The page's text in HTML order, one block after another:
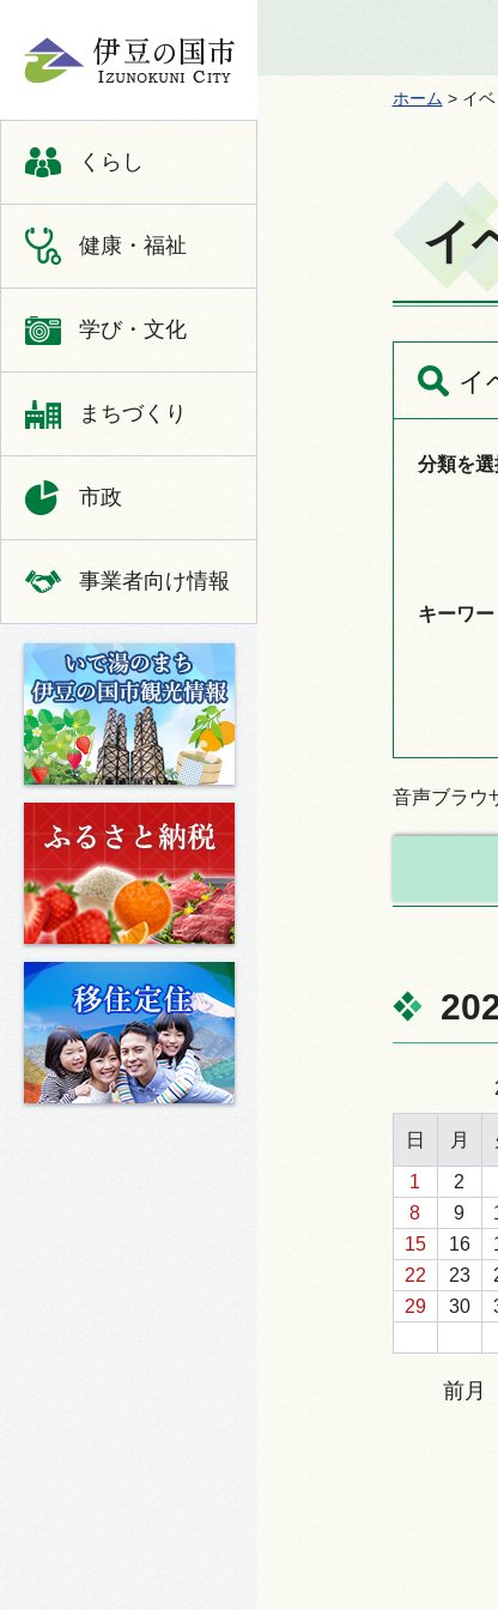
くらし
健康・福祉
学び・文化
まちづくり
市政
事業者向け情報
ホーム > イ
イ
イ
分類を選
キーワ
音声ブラウ
日 月
1 2
8
9
15
16
22
23
29
30
前月